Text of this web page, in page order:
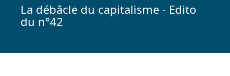
La débâcle du capitalisme - Edito
du n°42